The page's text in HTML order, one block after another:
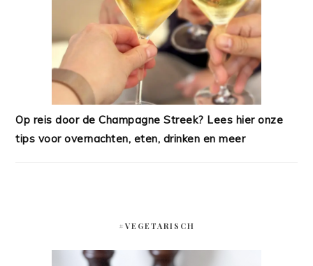
Op reis door de Champagne Streek? Lees hier onze
tips voor overnachten, eten, drinken en meer
#VEGETARISCH